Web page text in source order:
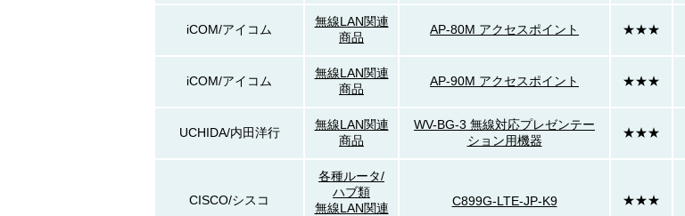
iCOM/アイコム
無線LAN関連
商品
AP-80M アクセスポイント ★★★
iCOM/アイコム
無線LAN関連
商品
AP-90M アクセスポイント ★★★
UCHIDA/内田洋行
無線LAN関連
商品
WV-BG-3 無線対応プレゼンテー
ション用機器
★★★
CISCO/シスコ
各種ルータ/
ハブ類
無線LAN関連
C899G-LTE-JP-K9 ★★★